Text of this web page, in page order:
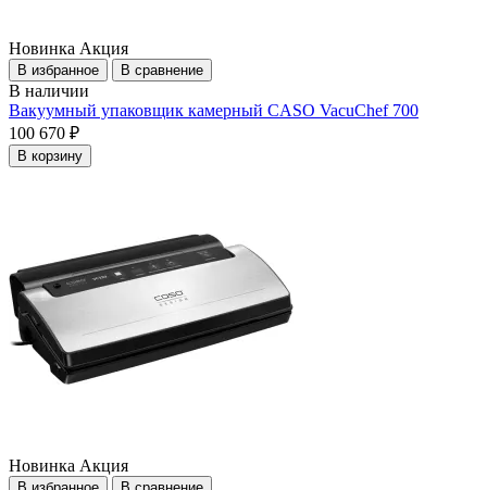
Новинка Акция
В избранное В сравнение
В наличии
Вакуумный упаковщик камерный CASO VacuChef 700
100 670 ₽
В корзину
Новинка Акция